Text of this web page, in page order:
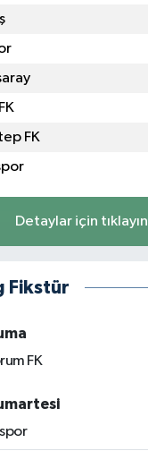
FK
Detaylar için tıklayın
Fikstür
FK